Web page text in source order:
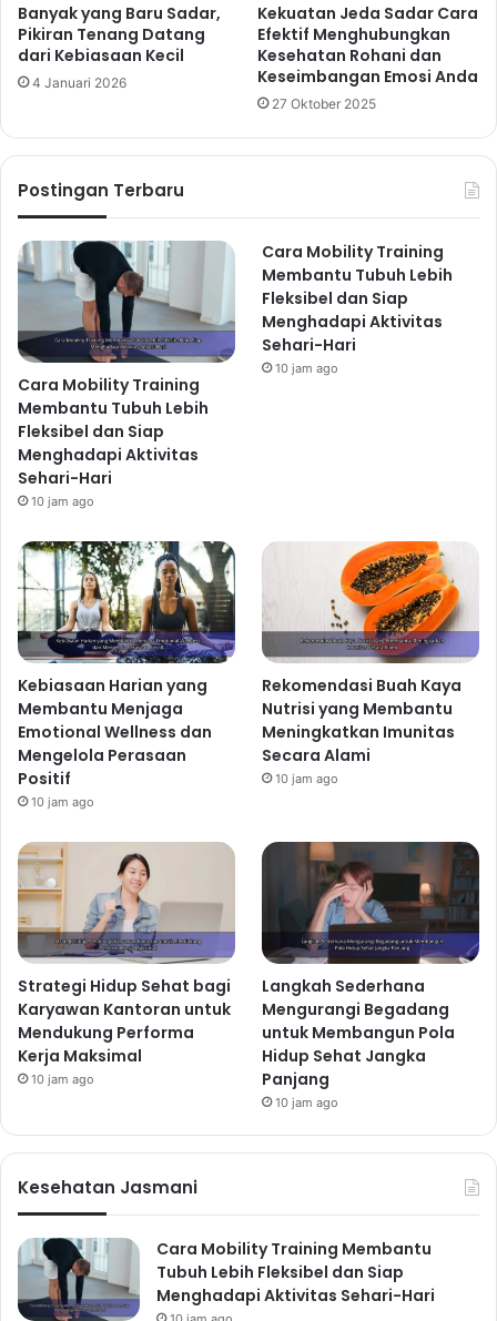
Banyak yang Baru Sadar,
Pikiran Tenang Datang
dari Kebiasaan Kecil
4 Januari 2026
Kekuatan Jeda Sadar Cara
Efektif Menghubungkan
Kesehatan Rohani dan
Keseimbangan Emosi Anda
27 Oktober 2025
Postingan Terbaru
Cara Mobility Training
Membantu Tubuh Lebih
Fleksibel dan Siap
Menghadapi Aktivitas
Sehari-Hari
10 jam ago
Cara Mobility Training
Membantu Tubuh Lebih
Fleksibel dan Siap
Menghadapi Aktivitas
Sehari-Hari
10 jam ago
Kebiasaan Harian yang
Membantu Menjaga
Emotional Wellness dan
Mengelola Perasaan
Positif
10 jam ago
Rekomendasi Buah Kaya
Nutrisi yang Membantu
Meningkatkan Imunitas
Secara Alami
10 jam ago
Strategi Hidup Sehat bagi
Karyawan Kantoran untuk
Mendukung Performa
Kerja Maksimal
10 jam ago
Langkah Sederhana
Mengurangi Begadang
untuk Membangun Pola
Hidup Sehat Jangka
Panjang
10 jam ago
Kesehatan Jasmani
Cara Mobility Training Membantu
Tubuh Lebih Fleksibel dan Siap
Menghadapi Aktivitas Sehari-Hari